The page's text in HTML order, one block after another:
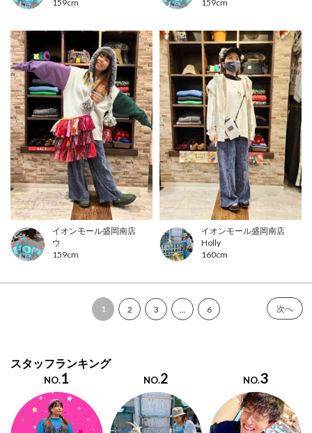
159cm
159cm
イオンモール盛岡南店
ウ
159cm
イオンモール盛岡南店
Holly
160cm
1 2 3 … 6 次へ
スタッフランキング
NO.1 NO.2 NO.3